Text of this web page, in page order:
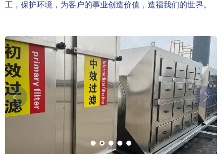
工，保护环境，为客户的事业创造价值，造福我们的世界。